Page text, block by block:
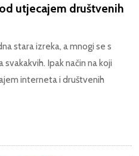
utjecajem društvenih
stara izreka, a mnogi se s
svakakvih. Ipak način na koji
interneta i društvenih